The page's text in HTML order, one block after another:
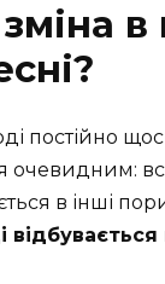
в
постійно
очевидним:
в інші
відбувається